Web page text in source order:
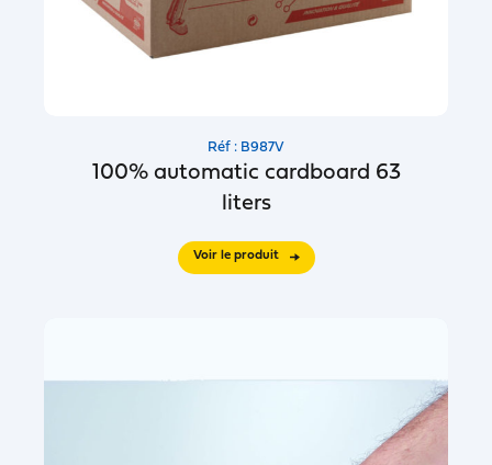
Réf : B987V
100% automatic cardboard 63
liters
Voir le produit